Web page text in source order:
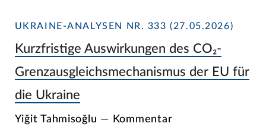
UKRAINE-ANALYSEN NR. 333 (27.05.2026)
Kurzfristige Auswirkungen des CO₂-
Grenzausgleichsmechanismus der EU für
die Ukraine
Yiğit Tahmisoğlu — Kommentar